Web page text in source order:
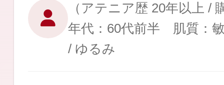
（アテニア歴 20年以上 /
年代：60代前半 肌質：
/ ゆるみ